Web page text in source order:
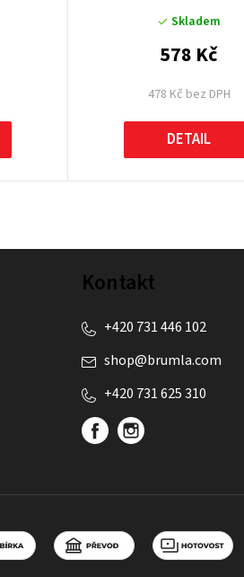
Skladem
478 Kč bez DPH
578 Kč
DETAIL
Kontakt
shop@brumla.com
+420 731 446 102
+420 731 625 310